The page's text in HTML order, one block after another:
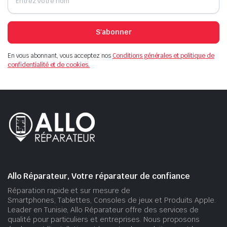
S'abonner
En vous abonnant, vous acceptez nosConditions générales et politique de
confidentialité et de cookies.
Allo Réparateur, Votre réparateur de confiance
Réparation rapide et sur mesure de
Smartphones, Tablettes, Consoles de jeux et Produits Apple.
Leader en Tunisie, Allo Réparateur offre des services de
qualité pour particuliers et entreprises. Nous proposons